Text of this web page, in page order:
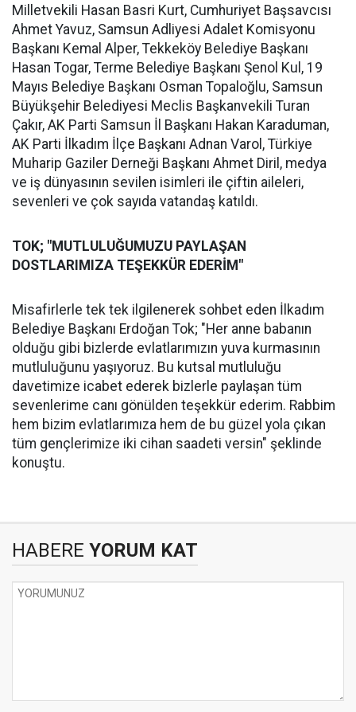
Milletvekili Hasan Basri Kurt, Cumhuriyet Başsavcısı
Ahmet Yavuz, Samsun Adliyesi Adalet Komisyonu
Başkanı Kemal Alper, Tekkeköy Belediye Başkanı
Hasan Togar, Terme Belediye Başkanı Şenol Kul, 19
Mayıs Belediye Başkanı Osman Topaloğlu, Samsun
Büyükşehir Belediyesi Meclis Başkanvekili Turan
Çakır, AK Parti Samsun İl Başkanı Hakan Karaduman,
AK Parti İlkadım İlçe Başkanı Adnan Varol, Türkiye
Muharip Gaziler Derneği Başkanı Ahmet Diril, medya
ve iş dünyasının sevilen isimleri ile çiftin aileleri,
sevenleri ve çok sayıda vatandaş katıldı.
TOK; "MUTLULUĞUMUZU PAYLAŞAN
DOSTLARIMIZA TEŞEKKÜR EDERİM"
Misafirlerle tek tek ilgilenerek sohbet eden İlkadım
Belediye Başkanı Erdoğan Tok; "Her anne babanın
olduğu gibi bizlerde evlatlarımızın yuva kurmasının
mutluluğunu yaşıyoruz. Bu kutsal mutluluğu
davetimize icabet ederek bizlerle paylaşan tüm
sevenlerime canı gönülden teşekkür ederim. Rabbim
hem bizim evlatlarımıza hem de bu güzel yola çıkan
tüm gençlerimize iki cihan saadeti versin" şeklinde
konuştu.
HABERE YORUM KAT